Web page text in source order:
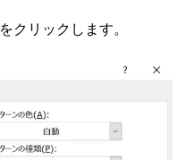
をクリックします。